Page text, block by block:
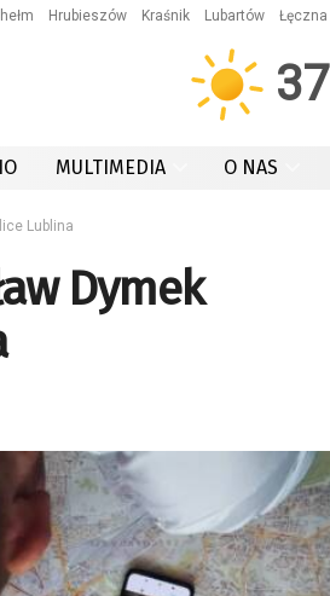
Hrubieszów Kraśnik Lubartów Łęczna
37
MULTIMEDIA O NAS
Lublina
Dymek